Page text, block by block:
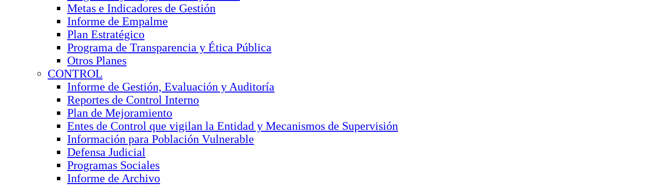
Metas e Indicadores de Gestión
Informe de Empalme
Plan Estratégico
Programa de Transparencia y Ética Pública
Otros Planes
CONTROL
Informe de Gestión, Evaluación y Auditoría
Reportes de Control Interno
Plan de Mejoramiento
Entes de Control que vigilan la Entidad y Mecanismos de Supervisión
Información para Población Vulnerable
Defensa Judicial
Programas Sociales
Informe de Archivo